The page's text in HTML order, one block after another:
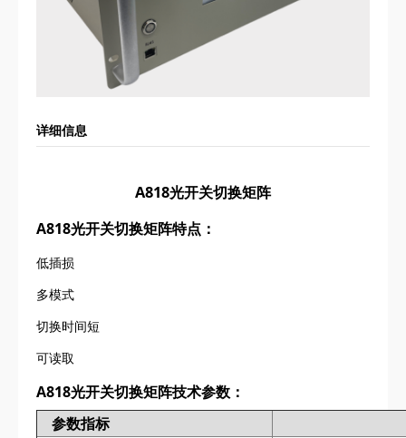
详细信息
A818光开关切换矩阵
A818光开关切换矩阵特点：
低插损
多模式
切换时间短
可读取
A818光开关切换矩阵技术参数：
参数指标